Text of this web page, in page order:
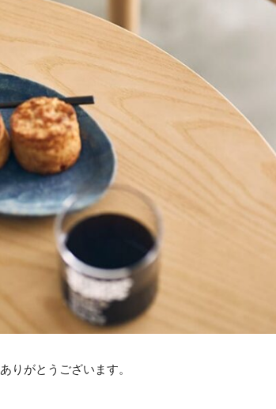
りがとうございます。